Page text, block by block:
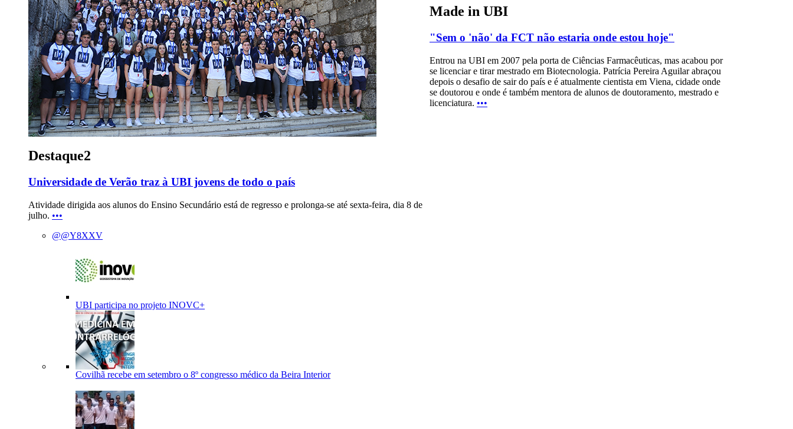
Destaque2
Universidade de Verão traz à UBI jovens de todo o país
Atividade dirigida aos alunos do Ensino Secundário está de regresso e prolonga-se até sexta-feira, dia 8 de
julho. •••
@@Y8XXV
UBI participa no projeto INOVC+
Covilhã recebe em setembro o 8º congresso médico da Beira Interior
Made in UBI
"Sem o 'não' da FCT não estaria onde estou hoje"
Entrou na UBI em 2007 pela porta de Ciências Farmacêuticas, mas acabou por
se licenciar e tirar mestrado em Biotecnologia. Patrícia Pereira Aguilar abraçou
depois o desafio de sair do país e é atualmente cientista em Viena, cidade onde
se doutorou e onde é também mentora de alunos de doutoramento, mestrado e
licenciatura. •••